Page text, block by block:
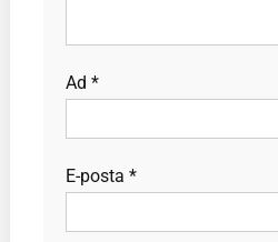
Ad *
E-posta *